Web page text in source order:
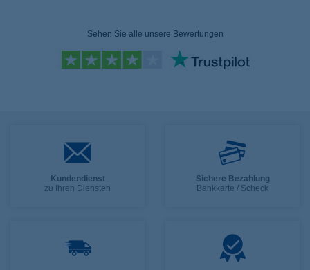
Sehen Sie alle unsere Bewertungen
Kundendienst
zu Ihren Diensten
Sichere Bezahlung
Bankkarte / Scheck